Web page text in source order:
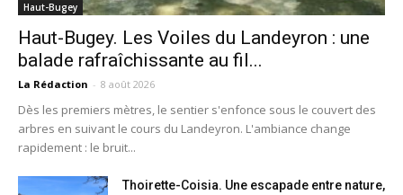
Haut-Bugey
Haut-Bugey. Les Voiles du Landeyron : une
balade rafraîchissante au fil...
La Rédaction - 8 août 2026
Dès les premiers mètres, le sentier s'enfonce sous le couvert des
arbres en suivant le cours du Landeyron. L'ambiance change
rapidement : le bruit...
Thoirette-Coisia. Une escapade entre nature,